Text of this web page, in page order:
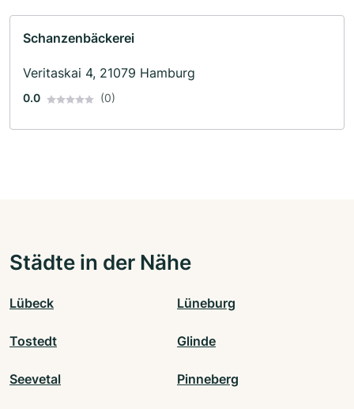
Schanzenbäckerei
Veritaskai 4, 21079 Hamburg
0.0 (0)
Städte in der Nähe
Lübeck Lüneburg
Tostedt Glinde
Seevetal Pinneberg